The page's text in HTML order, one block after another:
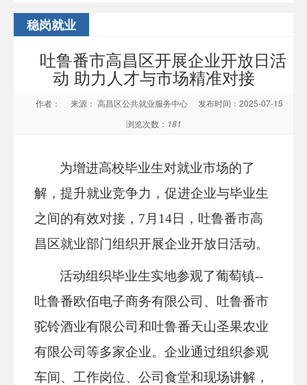
稳岗就业
吐鲁番市高昌区开展企业开放日活
动 助力人才与市场精准对接
作者： 来源： 高昌区公共就业服务中心
发布时间：2025-07-15
浏览次数： 181
为增进高校毕业生对就业市场的了
解，提升就业竞争力，促进企业与毕业生
之间的有效对接， 7 月 14日， 吐鲁番市高
昌区就业部门组织开展企业开放日活动。
活动组织毕业生实地参观了葡萄镇--
吐鲁番欧佰电子商务有限公司 、 吐鲁番市
驼铃酒业有限公司和吐鲁番天山圣果农业
有限公司等多家企业。企业通过组织参观
车间、工作岗位、公司食堂和现场讲解，